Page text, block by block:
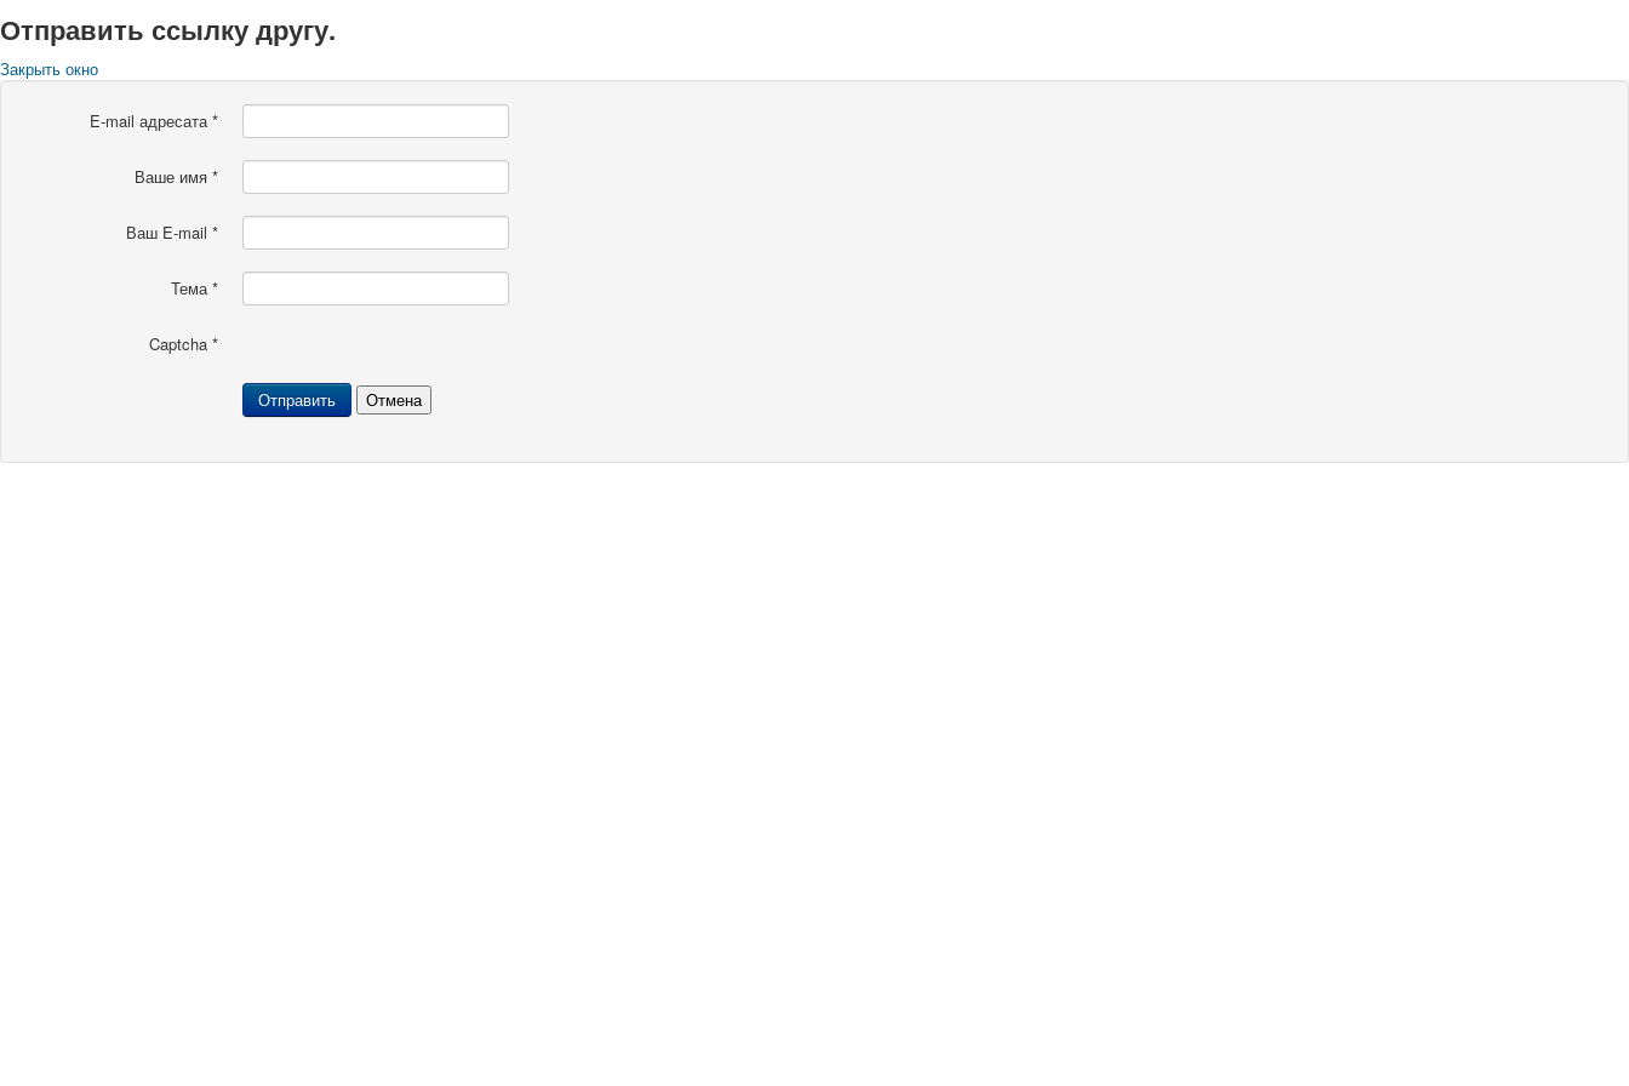
Отправить ссылку другу.
Закрыть окно
E-mail адресата*
Ваше имя *
Ваш E-mail *
Тема*
Captcha *
Отправить Отмена